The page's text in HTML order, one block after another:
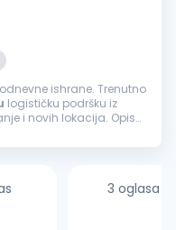
ishrane. Trenutno
logističku podršku iz
i novih lokacija. Opis
3 oglasa